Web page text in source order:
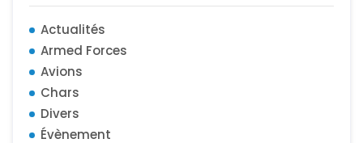
Actualités
Armed Forces
Avions
Chars
Divers
Évènement